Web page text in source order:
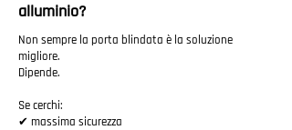
alluminio?
Non sempre la porta blindata è la soluzione
migliore.
Dipende.
Se cerchi:
✔ massima sicurezza